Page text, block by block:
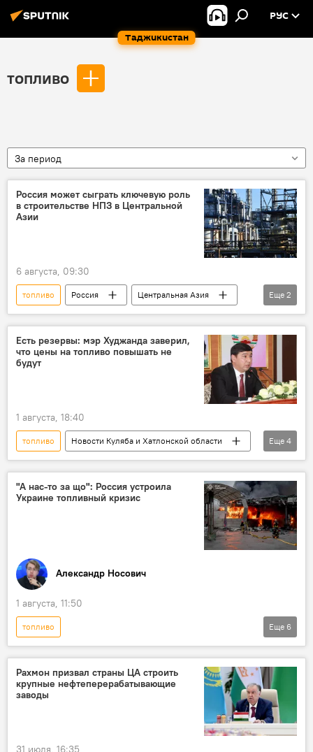
Таджикистан
РУС
топливо
За период
Россия может сыграть ключевую роль
в строительстве НПЗ в Центральной
Азии
6 августа, 09:30
топливо Россия
Центральная Азия
нефть
Таджикистан
Еще 2
Есть резервы: мэр Худжанда заверил,
что цены на топливо повышать не
будут
1 августа, 18:40
топливо
Новости Куляба и Хатлонской области
Таджикистан
цены
Энергетика
Экономика
Еще 4
"А нас-то за що": Россия устроила
Украине топливный кризис
Александр Носович
1 августа, 11:50
топливо
Спецоперация России по защите Донбасса: последние новости
Аналитика
Украина
Россия
кризис
Еще 6
Рахмон призвал страны ЦА строить
крупные нефтеперерабатывающие
заводы
31 июля, 16:35